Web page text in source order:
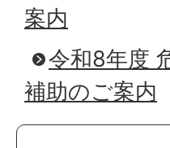
案内
令和8年度
補助のご案内